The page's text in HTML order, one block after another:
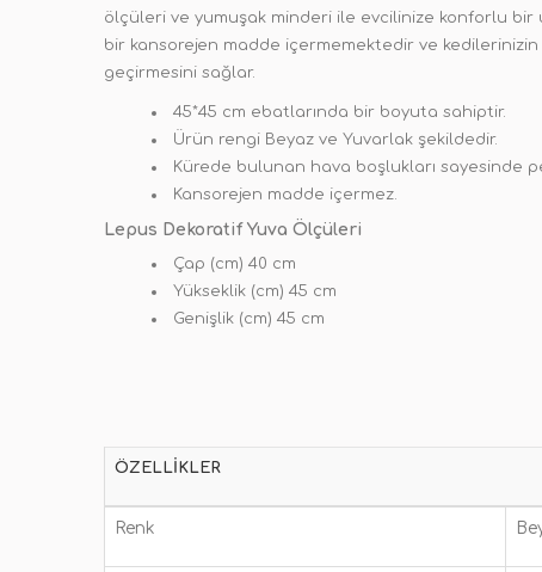
ölçüleri ve yumuşak minderi ile evcilinize konforlu bir
bir kansorejen madde içermemektedir ve
geçirmesini sağlar.
45*45 cm ebatlarında bir boyuta sahiptir.
Ürün rengi Beyaz ve Yuvarlak şekildedir.
Kürede bulunan hava boşlukları sayesinde
Kansorejen madde içermez.
Lepus Dekoratif Yuva Ölçüleri
Çap (cm) 40 cm
Yükseklik (cm) 45 cm
Genişlik (cm) 45 cm
ÖZELLIKLER
Renk